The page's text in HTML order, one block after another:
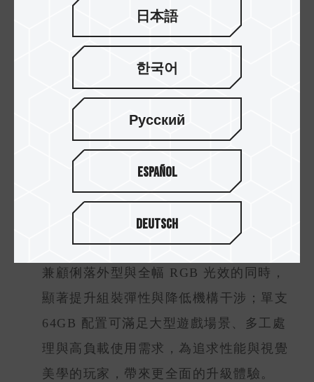
因應電競市場對極限效能與長時間穩定
運作的高度要求，T-FORCE 持續以頂尖研發
實力優化系統效能，透過卓越超頻技術與專
利散熱架構，在高負載環境下確保優異的穩
定性與散熱效率，進一步奠定其在電競記憶
體與散熱技術領域的領導地位。
T-FORCE DARK RGB DDR5 桌上型記
鎖定高效能與機構相容並重的
電競平台需求，採用 42mm 高度設計，在
兼顧俐落外型與全幅 RGB 光效的同時，
顯著提升組裝彈性與降低機構干涉；單支
64GB 配置可滿足大型遊戲場景、多工處
理與高負載使用需求，為追求性能與視覺
美學的玩家，帶來更全面的升級體驗。
日本語
한국어
Русский
Español
Deutsch